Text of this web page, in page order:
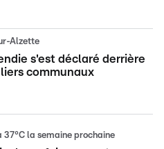
Alzette
s'est déclaré derrière
communaux
37°C la semaine prochaine